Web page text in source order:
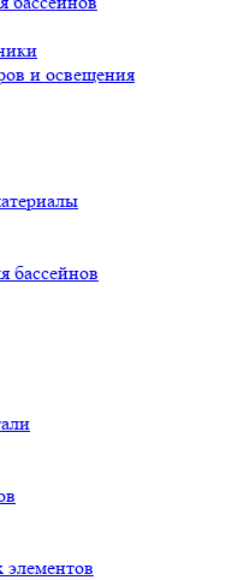
и освещения
бассейнов
элементов